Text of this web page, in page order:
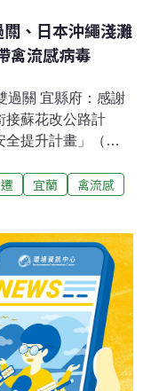
、日本沖繩淺灘
禽流感病毒
過關 宜縣府：感謝
接蘇花改公路計
全提升計畫」（蘇
助與支持。針對國
協調、更新施工
「圍攻」七星潭 花
大集團旗下7間公
府提出興建事業計
家大型度假村，被
目前都還在審查
避環評之嫌，縣府
報導）
宜蘭
禽流感